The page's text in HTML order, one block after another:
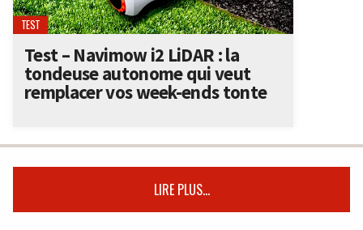
TEST
Test – Navimow i2 LiDAR : la
tondeuse autonome qui veut
remplacer vos week-ends tonte
LIRE PLUS...